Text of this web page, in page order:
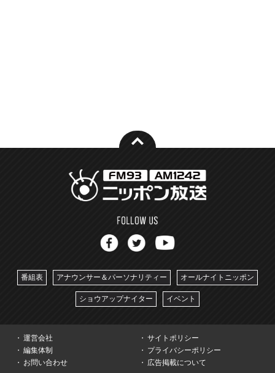
番組表 アナウンサー＆パーソナリティー オールナイトニッポン
ショウアップナイター イベント
運営会社
サイトポリシー
編集体制
プライバシーポリシー
お問い合わせ
広告掲載について